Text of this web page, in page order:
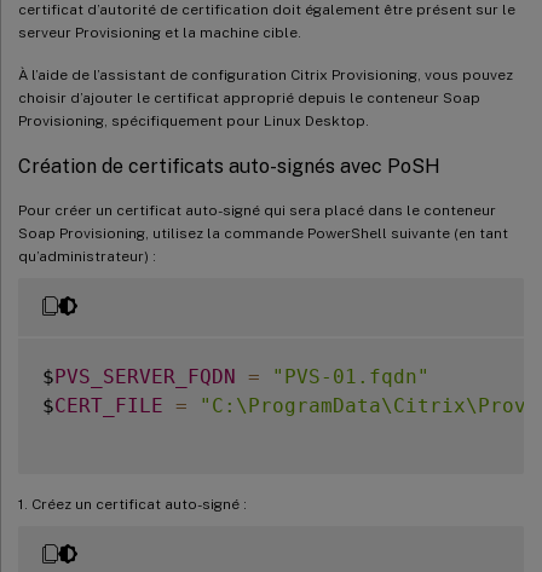
certificat d’autorité de certification doit également être présent sur le
serveur Provisioning et la machine cible.
À l’aide de l’assistant de configuration Citrix Provisioning, vous pouvez
choisir d’ajouter le certificat approprié depuis le conteneur Soap
Provisioning, spécifiquement pour Linux Desktop.
Création de certificats auto-signés avec PoSH
Pour créer un certificat auto-signé qui sera placé dans le conteneur
Soap Provisioning, utilisez la commande PowerShell suivante (en tant
qu’administrateur) :
$ PVS_SERVER_FQDN =
"PVS-01.fqdn"
$CERT_FILE =
1. Créez un certificat auto-signé :